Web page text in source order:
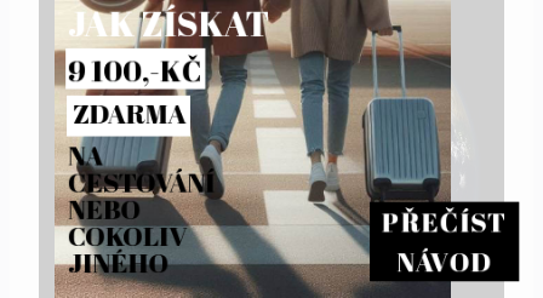
JAK ZÍSKAT
ZDARMA
PŘEČÍST
NÁVOD
9 100,-KČ
NA
CESTOVÁNÍ
NEBO
COKOLIV
JINÉHO